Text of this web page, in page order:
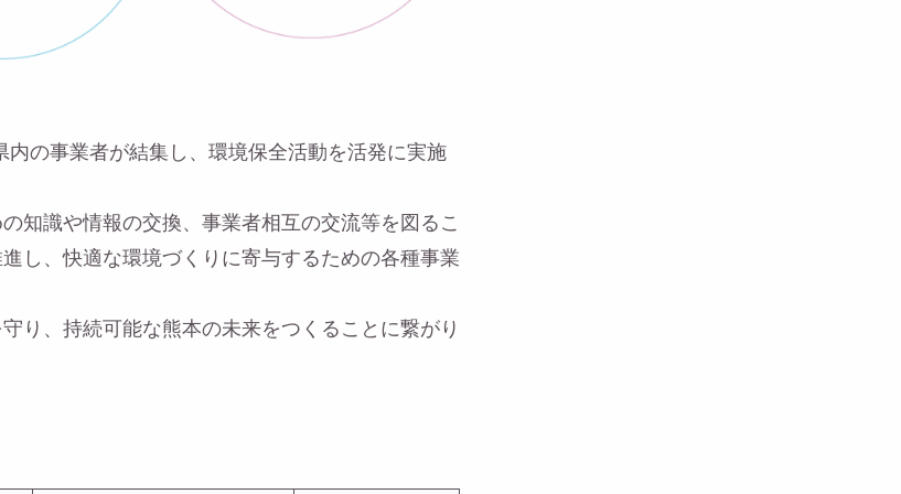
の事業者が結集し、環境保全活動を活発に実施
知識や情報の交換、事業者相互の交流等を図るこ
し、快適な環境づくりに寄与するための各種事業
り、持続可能な熊本の未来をつくることに繋がり